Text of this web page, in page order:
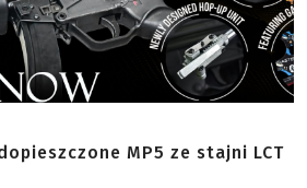
MP5 ze stajni LCT